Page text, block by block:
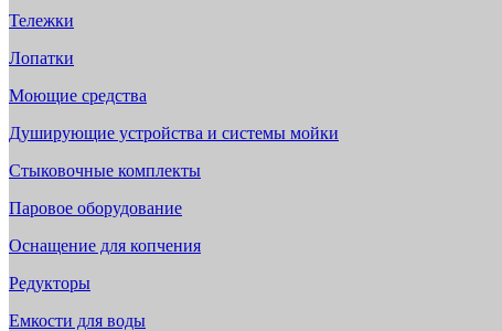
Тележки
Лопатки
Моющие средства
Душирующие устройства и системы мойки
Стыковочные комплекты
Паровое оборудование
Оснащение для копчения
Редукторы
Емкости для воды